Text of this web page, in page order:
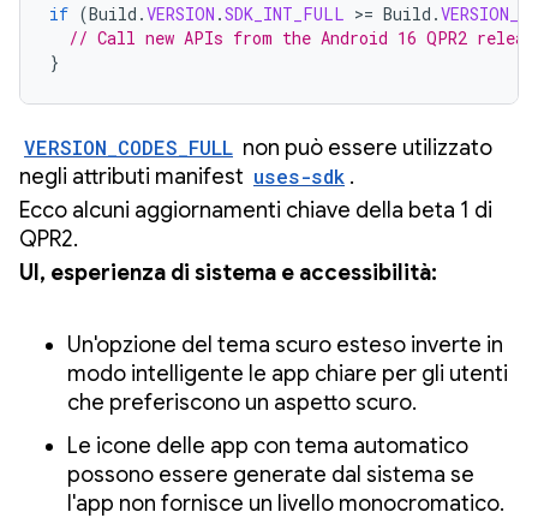
if (Build .VERSION .SDK_INT_FULL >= Build .
// Call new APIs from the Android 16 QPR2
}
VERSION_CODES_FULL non può essere utilizzato
negli attributi manifest uses-sdk .
Ecco alcuni aggiornamenti chiave della beta 1 di
QPR2.
UI, esperienza di sistema e accessibilità:
Un'opzione del tema scuro esteso inverte in
modo intelligente le app chiare per gli utenti
che preferiscono un aspetto scuro.
Le icone delle app con tema automatico
possono essere generate dal sistema se
l'app non fornisce un livello monocromatico.